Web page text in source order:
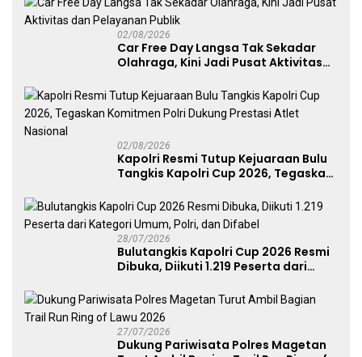
02/08/2026
Car Free Day Langsa Tak Sekadar
Olahraga, Kini Jadi Pusat Aktivitas
02/08/2026
Kapolri Resmi Tutup Kejuaraan Bulu
Tangkis Kapolri Cup 2026, Tegaskan
Atlet Nasional
28/07/2026
Bulutangkis Kapolri Cup 2026 Resmi
Dibuka, Diikuti 1.219 Peserta dari
27/07/2026
Dukung Pariwisata Polres Magetan